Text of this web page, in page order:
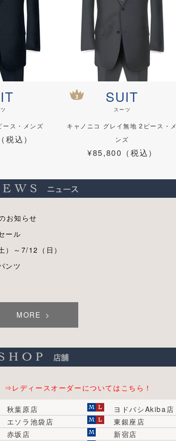
ース・メンズ
込）
SUIT
スーツ
キャノニコ グレイ無地 2ピース・メ
ンズ
¥85,800（税込）
お知らせ
ール
～7/12（日）
ンツ
MORE
⇒レディースオーダーについてはこちら！
秋葉原店
ヨドバシAkiba店
エソラ池袋店
東銀座店
赤坂店
新宿店